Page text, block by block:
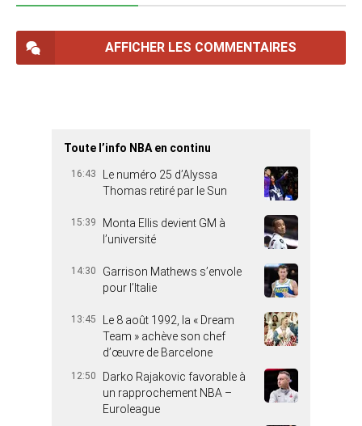
AFFICHER LES COMMENTAIRES
Toute l’info NBA en continu
16:43
Le numéro 25 d’Alyssa
Thomas retiré par le Sun
15:39
Monta Ellis devient GM à
l’université
14:30
Garrison Mathews s’envole
pour l’Italie
13:45
Le 8 août 1992, la « Dream
Team » achève son chef
d’œuvre de Barcelone
12:50
Darko Rajakovic favorable à
un rapprochement NBA –
Euroleague